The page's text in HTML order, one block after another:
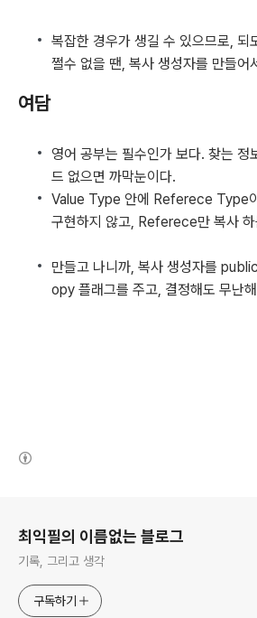
복잡한 경우가 생길 수 있으므로, 되
쩔수 없을 땐, 복사 생성자를 만들어
여담
영어 공부는 필수인가 보다. 찾는 정
드 없으면 까막눈이다.
Value Type 안에 Referece Type
구현하지 않고, Referece만 복사 하
만들고 나니까, 복사 생성자를
opy 플래그를 주고, 결정해도 무난
최익필의 이름없는 블로그
기록, 그리고 생각
구독하기